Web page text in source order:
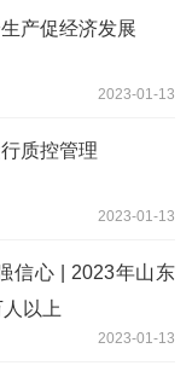
产促经济发展
2023-01-13
质控管理
2023-01-13
信心 | 2023年山东
以上
2023-01-13